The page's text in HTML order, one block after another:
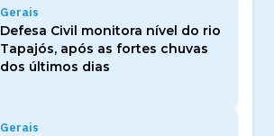
Gerais
Defesa Civil monitora nível do rio
Tapajós, após as fortes chuvas
dos últimos dias
Gerais